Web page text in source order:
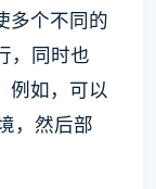
多个不同的
，同时也
例如，可以
，然后部